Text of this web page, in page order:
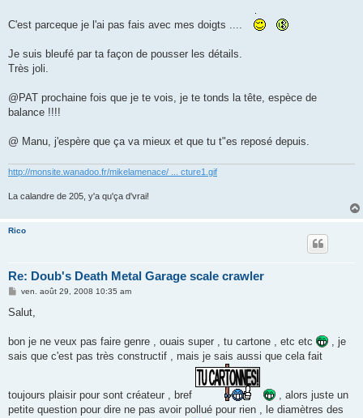
C'est parceque je l'ai pas fais avec mes doigts ....
Je suis bleufé par ta façon de pousser les détails.
Très joli.
@PAT prochaine fois que je te vois, je te tonds la tête, espèce de
balance !!!!
@ Manu, j'espère que ça va mieux et que tu t"es reposé depuis.
http://monsite.wanadoo.fr/mikelamenace/ ... cture1.gif
La calandre de 205, y'a qu'ça d'vrai!
Rico
Re: Doub's Death Metal Garage scale crawler
M
s
g
ven. août 29, 2008 10:35 am
Salut,
bon je ne veux pas faire genre , ouais super , tu cartone , etc etc
, je
sais que c'est pas très constructif , mais je sais aussi que cela fait
toujours plaisir pour sont créateur , bref
, alors juste un
petite question pour dire ne pas avoir pollué pour rien , le diamètres des